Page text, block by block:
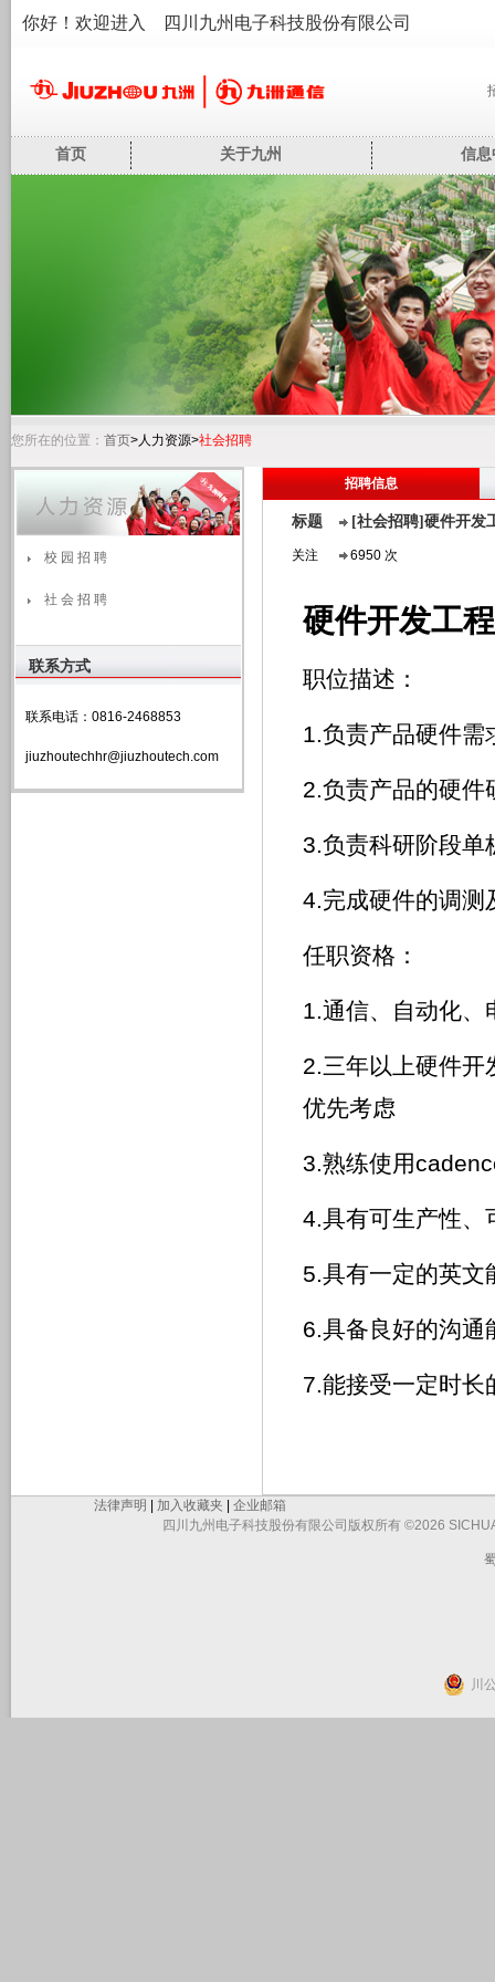
你好！欢迎进入 四川九州电子科技股份有限公司
首页 关于九州 信
您所在的位置： 首页>人力资源>社会招聘
校 园 招 聘
社 会 招 聘
联系方式
联系电话：0816-2468853
jiuzhoutechhr@jiuzhoutech.com
招聘信息
标题 [社会招聘]硬件开发
关注 6950 次
硬件开发工
职位描述：
1.负责产品硬件需
2.负责产品的硬件
3.负责科研阶段单
4.完成硬件的调测
任职资格：
1.通信、自动化、
2.三年以上硬件开
优先考虑
3.熟练使用
4.具有可生产性、
5.具有一定的英文
6.具备良好的沟通
7.能接受一定时长
法律声明 加入收藏夹
企业邮箱
四川九州电子科技股份有限公司版权所有 ©2026
川